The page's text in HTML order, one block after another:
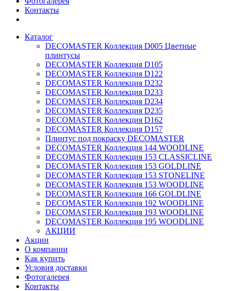
Контакты
Каталог
DECOMASTER Коллекция D005 Цветные
плинтусы
DECOMASTER Коллекция D105
DECOMASTER Коллекция D122
DECOMASTER Коллекция D232
DECOMASTER Коллекция D233
DECOMASTER Коллекция D234
DECOMASTER Коллекция D235
DECOMASTER Коллекция D162
DECOMASTER Коллекция D157
Плинтус под покраску DECOMASTER
DECOMASTER Коллекция 144 WOODLINE
DECOMASTER Коллекция 153 CLASSICLINE
DECOMASTER Коллекция 153 GOLDLINE
DECOMASTER Коллекция 153 STONELINE
DECOMASTER Коллекция 153 WOODLINE
DECOMASTER Коллекция 166 GOLDLINE
DECOMASTER Коллекция 192 WOODLINE
DECOMASTER Коллекция 193 WOODLINE
DECOMASTER Коллекция 195 WOODLINE
АКЦИИ
Акции
О компании
Как купить
Условия доставки
Фотогалерея
Контакты